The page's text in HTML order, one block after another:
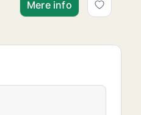
til salg på 1900
Mere info